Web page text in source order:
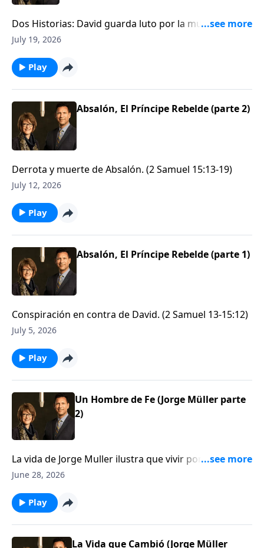
Dos Historias: David guarda luto por la muerte de su
hijo / y Mefi-bóset. (2 Samuel 18:19-19:18, 24:1-25 / 2
July 19, 2026
Play
Absalón, El Príncipe Rebelde (parte 2)
Derrota y muerte de Absalón. (2 Samuel 15:13-19)
July 12, 2026
Play
Absalón, El Príncipe Rebelde (parte 1)
Conspiración en contra de David. (2 Samuel 13-15:12)
July 5, 2026
Play
Un Hombre de Fe (Jorge Müller parte
2)
La vida de Jorge Muller ilustra que vivir por fe tiene
maravillosos resultados
June 28, 2026
Play
La Vida que Cambió (Jorge Müller